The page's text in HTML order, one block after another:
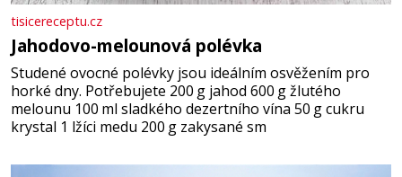
tisicereceptu.cz
Jahodovo-melounová polévka
Studené ovocné polévky jsou ideálním osvěžením pro
horké dny. Potřebujete 200 g jahod 600 g žlutého
melounu 100 ml sladkého dezertního vína 50 g cukru
krystal 1 lžíci medu 200 g zakysané sm